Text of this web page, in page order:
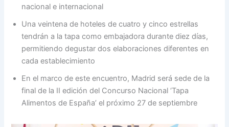
nacional e internacional
Una veintena de hoteles de cuatro y cinco estrellas
tendrán a la tapa como embajadora durante diez días,
permitiendo degustar dos elaboraciones diferentes en
cada establecimiento
En el marco de este encuentro, Madrid será sede de la
final de la II edición del Concurso Nacional ‘Tapa
Alimentos de España’ el próximo 27 de septiembre